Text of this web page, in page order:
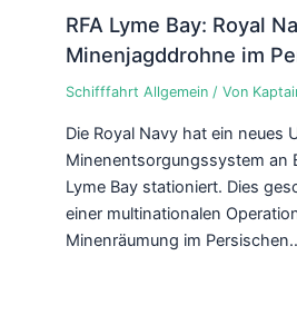
RFA Lyme Bay: Royal
Minenjagddrohne im
Schifffahrt Allgemein/ Von
Die Royal Navy hat ein neues
Minenentsorgungssystem an
Lyme Bay stationiert. Dies
einer multinationalen
Minenräumung im